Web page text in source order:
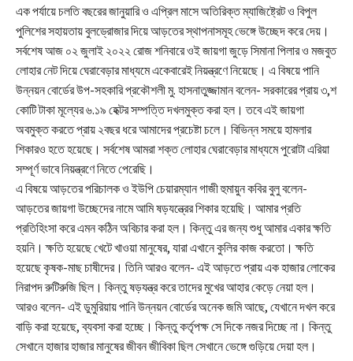
এক পর্যায়ে চলতি বছরের জানুয়ারি ও এপ্রিল মাসে অতিরিক্ত ম্যাজিষ্ট্রেট ও বিপুল
পুলিশের সহায়তায় বুলড্রোজার দিয়ে আড়তের স্থাপনাসমূহ ভেঙ্গে উচ্ছেদ করে দেয়।
সর্বশেষ আজ ০২ জুলাই ২০২২ রোজ শনিবারে ওই জায়গা জুড়ে সিমানা পিলার ও মজবুত
লোহার নেট দিয়ে ঘেরাবেড়ার মাধ্যমে একেবারেই নিয়ন্ত্রণে নিয়েছে। এ বিষয়ে পানি
উন্নয়ন বোর্ডের উপ-সহকারি প্রকৌশলী মু. হাসনাতুজ্জামান বলেন- সরকারের প্রায় ৩,শ
কোটি টাকা মূল্যের ৬.১৯ হেক্টর সম্পত্তি দখলমুক্ত করা হল। তবে এই জায়গা
অবমুক্ত করতে প্রায় ২বছর ধরে আমাদের প্রচেষ্টা চলে। বিভিন্ন সময়ে হামলার
শিকারও হতে হয়েছে। সর্বশেষ আমরা শক্ত লোহার ঘেরাবেড়ার মাধ্যমে পুরোটা এরিয়া
সম্পূর্ণ ভাবে নিয়ন্ত্রণে নিতে পেরেছি।
এ বিষয়ে আড়তের পরিচালক ও ইউপি চেয়ারম্যান গাজী হুমায়ুন কবির বুলু বলেন-
আড়তের জায়গা উচ্ছেদের নামে আমি ষড়যন্ত্রের শিকার হয়েছি। আমার প্রতি
প্রতিহিংসা করে এমন কঠিন অবিচার করা হল। কিন্তু এর জন্য শুধু আমার একার ক্ষতি
হয়নি। ক্ষতি হয়েছে খেটে খাওয়া মানুষের, যারা এখানে কুলির কাজ করতো। ক্ষতি
হয়েছে কৃষক-মাছ চাষীদের। তিনি আরও বলেন- এই আড়তে প্রায় এক হাজার লোকের
নিরাপদ রুটিরুজি ছিল। কিন্তু ষড়যন্ত্র করে তাদের মুখের আহার কেড়ে নেয়া হল।
আরও বলেন- এই ডুমুরিয়ায় পানি উন্নয়ন বোর্ডের অনেক জমি আছে, যেখানে দখল করে
বাড়ি করা হয়েছে, ব্যবসা করা হচ্ছে। কিন্তু কর্তৃপক্ষ সে দিকে নজর দিচ্ছে না। কিন্তু
সেখানে হাজার হাজার মানুষের জীবন জীবিকা ছিল সেখানে ভেঙ্গে গুড়িয়ে দেয়া হল।